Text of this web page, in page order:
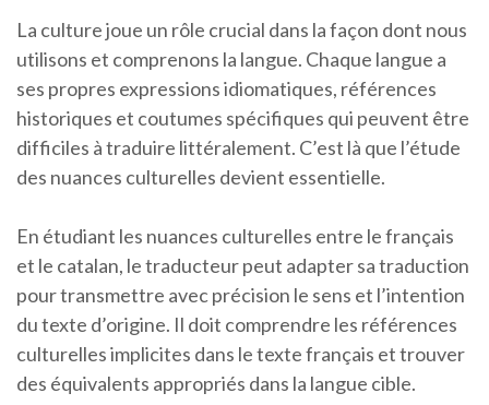
La culture joue un rôle crucial dans la façon dont nous
utilisons et comprenons la langue. Chaque langue a
ses propres expressions idiomatiques, références
historiques et coutumes spécifiques qui peuvent être
difficiles à traduire littéralement. C’est là que l’étude
des nuances culturelles devient essentielle.
En étudiant les nuances culturelles entre le français
et le catalan, le traducteur peut adapter sa traduction
pour transmettre avec précision le sens et l’intention
du texte d’origine. Il doit comprendre les références
culturelles implicites dans le texte français et trouver
des équivalents appropriés dans la langue cible.